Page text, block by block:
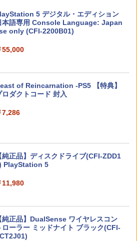
ントローラー ワイヤレスコントロー
ー 連射機能 ワイヤレス switch2コン
ローラ Switch2コントローラー
2,960
用 温度モニターファン
お買い物マラソン期間限定♪最大30％O
】【tomtoc公式店】 Switch 2対応 ハ
年 スイッチ2モデル用 スリムケース
セサリーポーチ
2,653
守る 透明 シンプル ブルー レッド ホ
イト ブラック プレイステーション5 プ
ステ5 直送w【送料無料】[M便 1/3]
580
コントロールフリーク FP
リーク Galaxy PlayStation 4 PS4 a
旧バージョン 3つ爪
10％OFFクーポン／PS5用 冷却ファン
外付け 自動冷却ファン 三つファン 急
ョン5対応 ディスク版 デジタル版の両
に対応
2,680
の寝ざめ～【Blu-ray】 [ ミュージカル
マトよ永遠に REBEL3199 7＜最終巻
8,751
河英雄伝説 Blu-ray BOX スタンダー
エディション 1【Blu-ray】 [ 堀川亮 ]
16,368
プラトゥーン レイダース|オンライン
ード版
プラトゥーン レイダース -Switch2
Switch 2(日本語・国内専用)
ンテンドープリペイド番号 9000円|オ
ラインコード版
5 デジタル・エディション
本語専用 Console Language: Japan
only (CFI-2200B01)
55,000
of Reincarnation -PS5 【特典】
ロダクトコード 封入
7,286
純正品】ディスクドライブ(CFI-ZDD1
PlayStation 5
11,980
純正品】DualSense ワイヤレスコン
ローラー ミッドナイト ブラック(CFI-